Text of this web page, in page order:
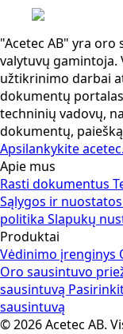
"Acetec AB" yra
valytuvų gamintoja.
užtikrinimo darbai
dokumentų
techninių vadovų,
dokumentų,
Apsilankykite
Apie mus
Rasti dokumentus
Sąlygos ir nuostatos
politika Slapukų
Produktai
Vėdinimo įrenginys
Oro sausintuvo
sausintuvą
sausintuvą
© 2026 Acetec AB.